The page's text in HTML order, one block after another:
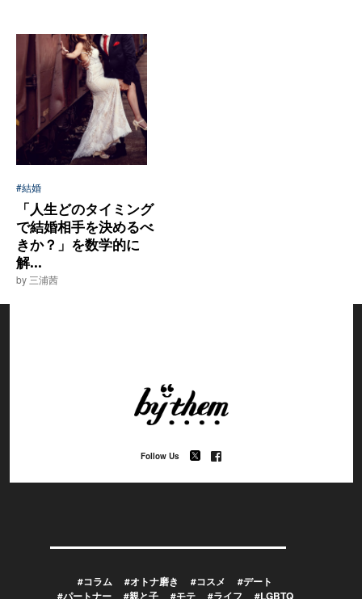
#結婚
「人生どのタイミング
で結婚相手を決めるべ
きか？」を数学的に
解...
by 三浦茜
Follow Us
#コラム #オトナ磨き #コスメ
#デート